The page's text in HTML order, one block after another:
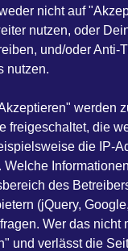
nicht auf
nutzen, oder
und/oder Anti-
nutzen.
werden
freigeschaltet, die
die IP-
des
(jQuery,
Wer das nicht
und verlässt die